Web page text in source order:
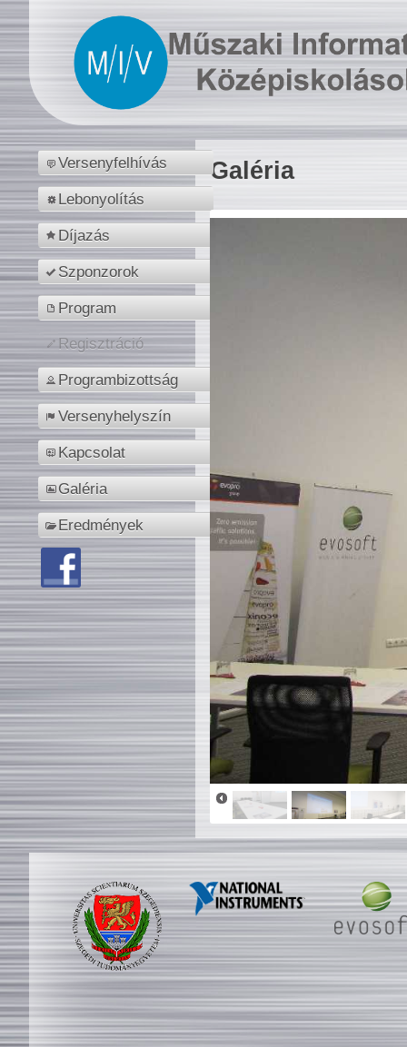
Versenyfelhívás
Lebonyolítás
Díjazás
Szponzorok
Program
Regisztráció
Programbizottság
Versenyhelyszín
Kapcsolat
Galéria
Eredmények
Galéria